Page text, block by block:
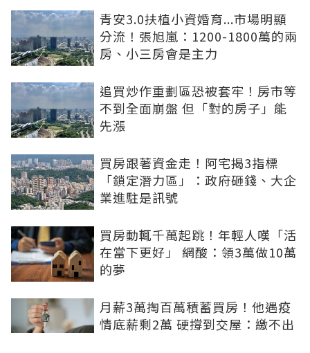
青安3.0扶植小資婚育...市場明顯
分流！張旭嵐：1200-1800萬的兩
房、小三房會是主力
追買炒作重劃區恐被套牢！房市等
不到全面崩盤 但「對的房子」能
先漲
買房跟著資金走！阿宅揭3指標
「鎖定潛力區」：政府砸錢、大企
業進駐是訊號
買房動輒千萬起跳！年輕人嘆「活
在當下更好」 網酸：領3萬做10萬
的夢
月薪3萬掏百萬積蓄買房！他遇疫
情底薪剩2萬 硬撐到交屋：繳不出